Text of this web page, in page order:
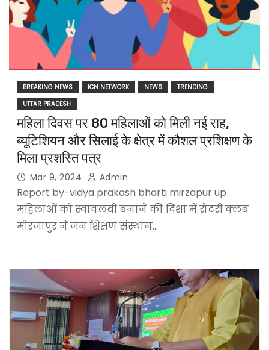
BREAKING NEWS ICN NETWORK NEWS
TRENDING
UTTAR PRADESH
महिला दिवस पर 80 महिलाओं को मिली नई राह,
ब्यूटिशियन और सिलाई के क्षेत्र में कौशल प्रशिक्षण के
मिला प्रशस्ति पत्र
Mar 9, 2024 Admin
Report by-vidya prakash bharti mirzapur up
महिलाओं को स्वावलंबी बनाने की दिशा में रोटरी क्लब
मीरजापुर ने जन शिक्षण संस्थान…